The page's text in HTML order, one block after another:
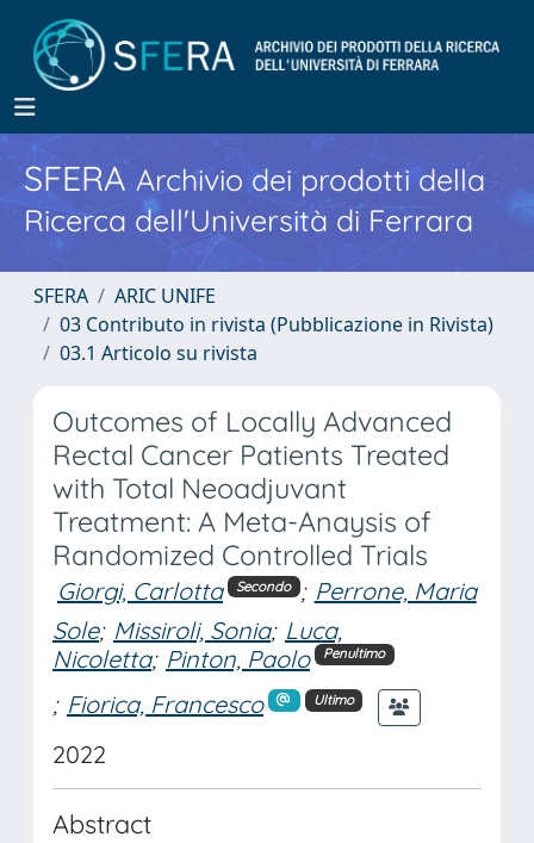
SFERA Archivio dei prodotti della
Ricerca dell'Università di Ferrara
SFERA
ARIC UNIFE
03 Contributo in rivista (Pubblicazione in Rivista)
03.1 Articolo su rivista
Outcomes of Locally Advanced
Rectal Cancer Patients Treated
with Total Neoadjuvant
Treatment: A Meta-Anaysis of
Randomized Controlled Trials
Giorgi, Carlotta Secondo ; Perrone, Maria
Sole; Missiroli, Sonia; Luca,
Nicoletta; Pinton, Paolo Penultimo
; Fiorica, Francesco Ultimo
2022
Abstract